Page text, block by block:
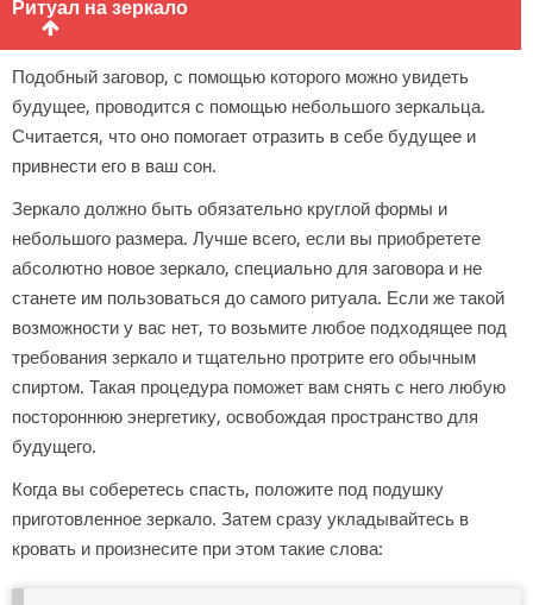
Ритуал на зеркало
Подобный заговор, с помощью которого можно увидеть
будущее, проводится с помощью небольшого зеркальца.
Считается, что оно помогает отразить в себе будущее и
привнести его в ваш сон.
Зеркало должно быть обязательно круглой формы и
небольшого размера. Лучше всего, если вы приобретете
абсолютно новое зеркало, специально для заговора и не
станете им пользоваться до самого ритуала. Если же такой
возможности у вас нет, то возьмите любое подходящее под
требования зеркало и тщательно протрите его обычным
спиртом. Такая процедура поможет вам снять с него любую
постороннюю энергетику, освобождая пространство для
будущего.
Когда вы соберетесь спасть, положите под подушку
приготовленное зеркало. Затем сразу укладывайтесь в
кровать и произнесите при этом такие слова: